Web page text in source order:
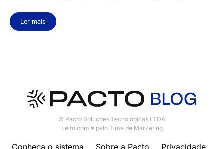
Ler mais
© Pacto Soluções Tecnológicas LTDA
Feito com ♥ pelo Time de Marketing